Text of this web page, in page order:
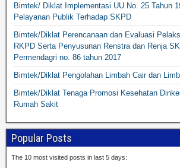
Bimtek/ Diklat Implementasi UU No. 25 Tahun
Pelayanan Publik Terhadap SKPD
Bimtek/Diklat Perencanaan dan Evaluasi
RKPD Serta Penyusunan Renstra dan Renja
Permendagri no. 86 tahun 2017
Bimtek/Diklat Pengolahan Limbah Cair dan
Bimtek/Diklat Tenaga Promosi Kesehatan
Rumah Sakit
Popular Posts
The 10 most visited posts in last 5 days: